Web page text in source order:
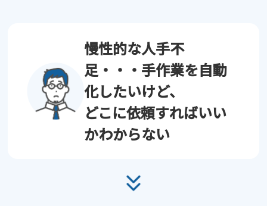
慢性的な人手不
足・・・手作業を自動
化したいけど、
どこに依頼すればいい
かわからない